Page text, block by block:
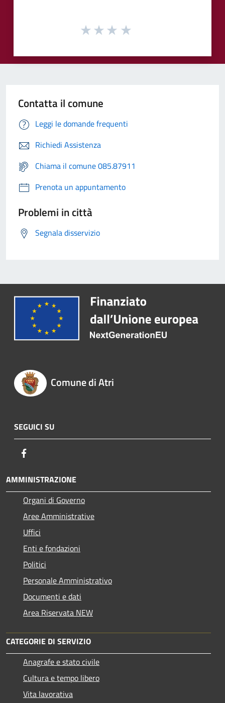
Contatta il comune
Leggi le domande frequenti
Richiedi Assistenza
Chiama il comune 085.87911
Prenota un appuntamento
Problemi in città
Segnala disservizio
Comune di Atri
SEGUICI SU
AMMINISTRAZIONE
Organi di Governo
Aree Amministrative
Uffici
Enti e fondazioni
Politici
Personale Amministrativo
Documenti e dati
Area Riservata NEW
CATEGORIE DI SERVIZIO
Anagrafe e stato civile
Cultura e tempo libero
Vita lavorativa